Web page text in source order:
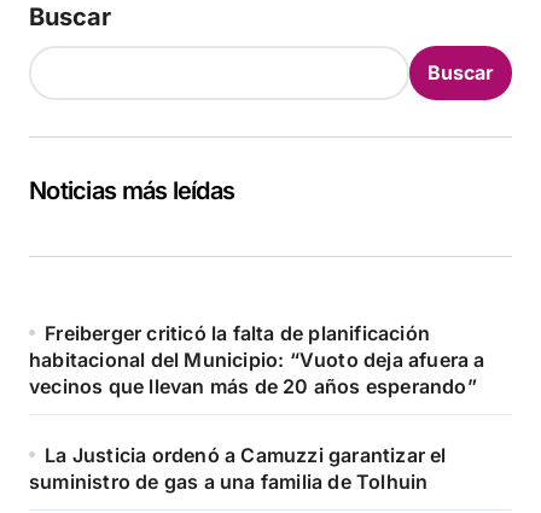
Buscar
Buscar
Noticias más leídas
Freiberger criticó la falta de planificación
habitacional del Municipio: “Vuoto deja afuera a
vecinos que llevan más de 20 años esperando”
La Justicia ordenó a Camuzzi garantizar el
suministro de gas a una familia de Tolhuin